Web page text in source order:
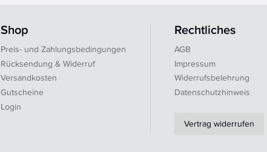
Shop
Preis- und Zahlungsbedingungen
Rücksendung & Widerruf
Versandkosten
Gutscheine
Login
Rechtliches
AGB
Impressum
Widerrufsbelehrung
Datenschutzhinweis
Vertrag widerrufen